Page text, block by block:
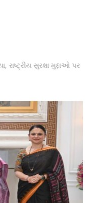
રાષ્ટ્રીય સુરક્ષા મુદ્દાઓ પર